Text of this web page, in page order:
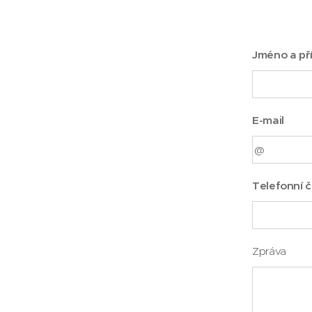
Jméno a
E-mail
Telefonní
Zpráva